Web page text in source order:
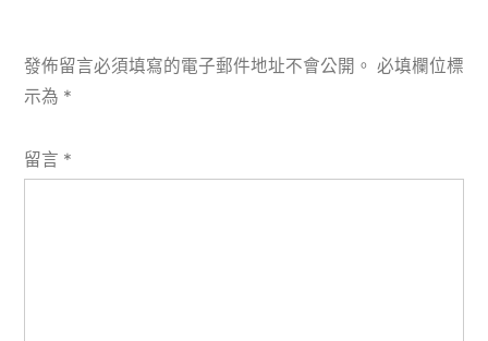
發佈留言必須填寫的電子郵件地址不會公開。 必填欄位標
示為 *
留言 *